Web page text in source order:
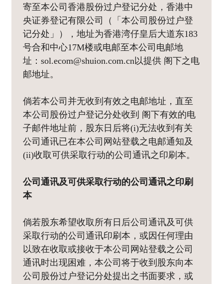
寄至本公司香港股份过户登记分处，香港中
央证券登记有限公司（「本公司股份过户登
记分处」），地址为香港湾仔皇后大道东183
号合和中心17M楼或电邮至本公司电邮地
址：sol.ecom@shuion.com.cn以提供 阁下之电
邮地址。
倘若本公司并无收到有效之电邮地址，直至
本公司股份过户登记分处收到 阁下有效的电
子邮件地址前，股东日后将(i)无法收到有关
公司通讯已在本公司网站登载之电邮通知及
(ii)收取可供采取行动的公司通讯之印刷本。
公司通讯及可供采取行动的公司通讯之印刷
本
倘若股东希望收取所有日后公司通讯及可供
采取行动的公司通讯印刷本，或因任何理由
以致在收取或接收于本公司网站登载之公司
通讯时出现困难，本公司将于收到股东向本
公司股份过户登记分处提出之书面要求，或